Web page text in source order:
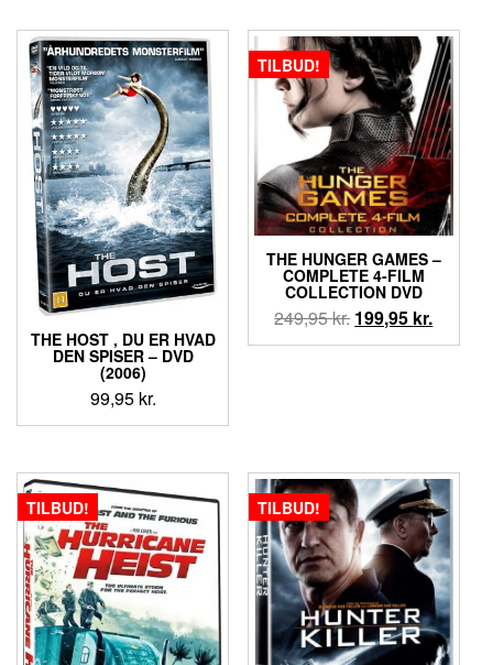
var:
69,95 kr..
er:
49,95 kr..
69,95 kr..49,95 kr..
THE HOST , DU ER HVAD
DEN SPISER – DVD
(2006)
99,95 kr.
TILBUD!
THE HUNGER GAMES –
COMPLETE 4-FILM
COLLECTION DVD
249,95kr. Den
oprindelige
199,95 kr.Den
aktuelle
TILBUD! TILBUD!